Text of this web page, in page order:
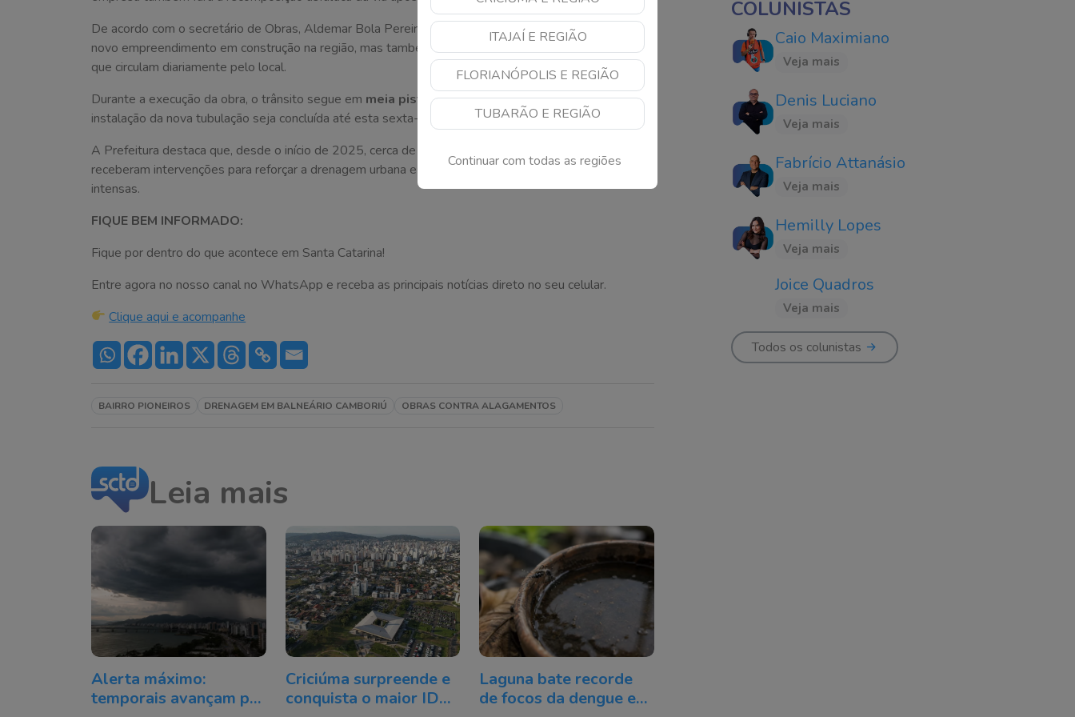
ITAJAÍ E REGIÃO
FLORIANÓPOLIS E REGIÃO
TUBARÃO E REGIÃO
Continuar com todas as regiões
De acordo com o secretário de Obras, Aldemar Bola Pereira, a melhoria beneficiará não apenas um
novo empreendimento em construção na região, mas também moradores, comerciantes e motoristas
que circulam diariamente pelo local.
Durante a execução da obra, o trânsito segue em meia pista e sinalizado. A previsão é que a
instalação da nova tubulação seja concluída até esta sexta-feira (12).
A Prefeitura destaca que, desde o início de 2025, cerca de
receberam intervenções para reforçar a drenagem urbana e minimizar problemas causados por chuvas
intensas.
FIQUE BEM INFORMADO:
Fique por dentro do que acontece em Santa Catarina!
Entre agora no nosso canal no WhatsApp e receba as principais notícias direto no seu celular.
Clique aqui e acompanhe
BAIRRO PIONEIROS DRENAGEM EM BALNEÁRIO CAMBORIÚ OBRAS CONTRA ALAGAMENTOS
Leia mais
Alerta máximo:
temporais avançam por
Criciúma surpreende e
conquista o maior IDEB
Laguna bate recorde
de focos da dengue e
COLUNISTAS
Caio Maximiano
Veja mais
Denis Luciano
Veja mais
Fabrício Attanásio
Veja mais
Hemilly Lopes
Veja mais
Joice Quadros
Veja mais
Todos os colunistas